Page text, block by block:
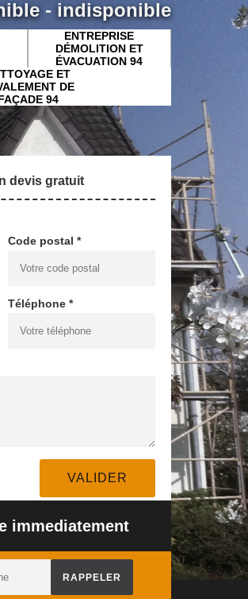
-indisponible
ENTREPRISE
DÉMOLITION ET
ÉVACUATION 94
ET
DE
94
NETTOYAGE
TERRASSE 94
devis gratuit
Code postal *
Téléphone *
immediatement